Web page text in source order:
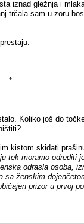
iznad gležnja i
trčala sam u zoru
*
Koliko još do
kistom skidati
tek moramo odrediti
odrasla osoba,
sa ženskim
prizor u prvoj